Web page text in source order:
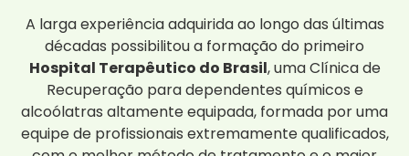
A larga experiência adquirida ao longo das últimas
décadas possibilitou a formação do primeiro
Hospital Terapêutico do Brasil, uma Clínica de
Recuperação para dependentes químicos e
alcoólatras altamente equipada, formada por uma
equipe de profissionais extremamente qualificados,